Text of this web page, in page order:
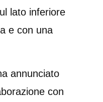
lato inferiore
e con una
annunciato
con